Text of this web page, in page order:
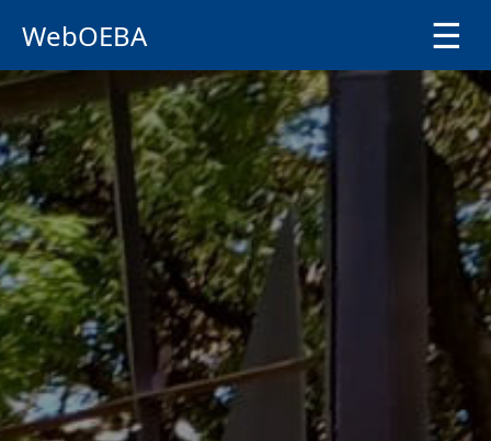
WebOEBA ☰